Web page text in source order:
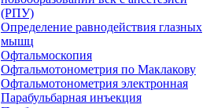
(РПУ)
Определение равнодействия глазных
мышц
Офтальмоскопия
Офтальмотонометрия по Маклакову
Офтальмотонометрия электронная
Парабульбарная инъекция